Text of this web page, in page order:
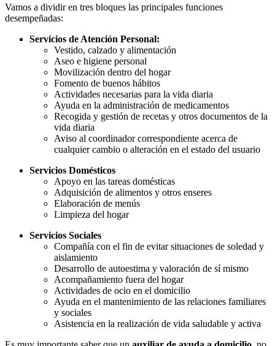
Vamos a dividir en tres bloques las principales funciones
desempeñadas:
Servicios de Atención Personal:
Vestido, calzado y alimentación
Aseo e higiene personal
Movilización dentro del hogar
Fomento de buenos hábitos
Actividades necesarias para la vida diaria
Ayuda en la administración de medicamentos
Recogida y gestión de recetas y otros documentos de la
vida diaria
Aviso al coordinador correspondiente acerca de
cualquier cambio o alteración en el estado del usuario
Servicios Domésticos
Apoyo en las tareas domésticas
Adquisición de alimentos y otros enseres
Elaboración de menús
Limpieza del hogar
Servicios Sociales
Compañía con el fin de evitar situaciones de soledad y
aislamiento
Desarrollo de autoestima y valoración de sí mismo
Acompañamiento fuera del hogar
Actividades de ocio en el domicilio
Ayuda en el mantenimiento de las relaciones familiares
y sociales
Asistencia en la realización de vida saludable y activa